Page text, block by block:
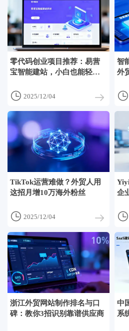
零代码创业项目推荐：易营
宝智能建站，小白也能轻松
 2025/12/04
智
外

TikTok运营难做？外贸人用
这招月增10万海外粉丝
 2025/12/04
企

浙江外贸网站制作排名与口
碑：教你3招识别靠谱供应商
中
系